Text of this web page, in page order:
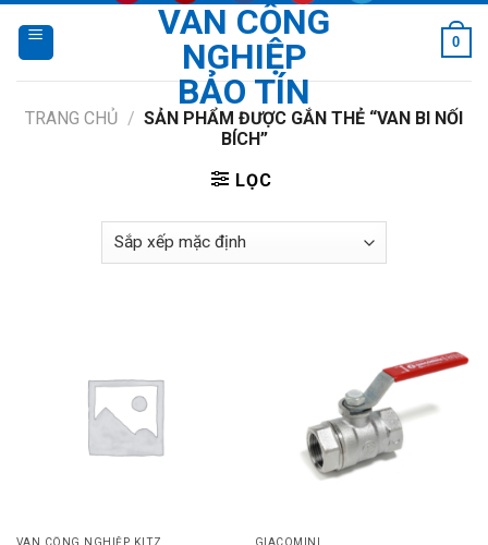
content
VAN CÔNG
NGHIỆP
BẢO TÍN
0
TRANG CHỦ / SẢN PHẨM ĐƯỢC GẮN THẺ “VAN BI NỐI
BÍCH”
LỌC
VAN CÔNG NGHIỆP KITZ GIACOMINI